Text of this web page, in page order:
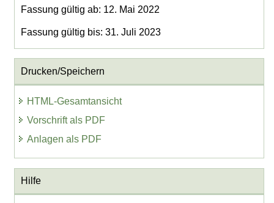
Fassung gültig ab: 12. Mai 2022
Fassung gültig bis: 31. Juli 2023
Drucken/Speichern
HTML-Gesamtansicht
Vorschrift als PDF
Anlagen als PDF
Hilfe